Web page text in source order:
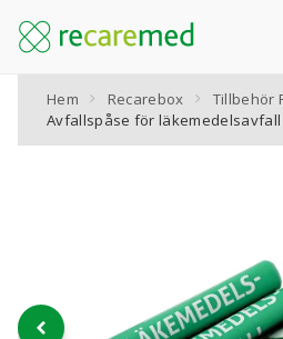
Boka retur
Retursystemet Recarebox
Hem Recarebox
Tillbehör
Avfallspåse för läkemedelsavfall